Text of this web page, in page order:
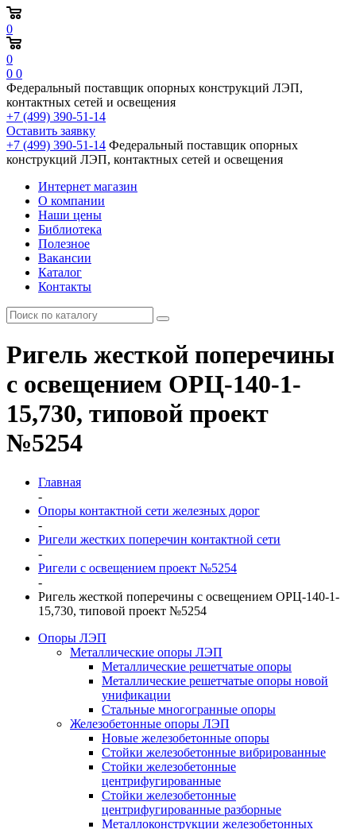
0
0
0 0
Федеральный поставщик опорных конструкций ЛЭП,
контактных сетей и освещения
+7 (499) 390-51-14
Оставить заявку
+7 (499) 390-51-14 Федеральный поставщик опорных
конструкций ЛЭП, контактных сетей и освещения
Интернет магазин
О компании
Наши цены
Библиотека
Полезное
Вакансии
Каталог
Контакты
Ригель жесткой поперечины
с освещением ОРЦ-140-1-
15,730, типовой проект
№5254
Главная
-
Опоры контактной сети железных дорог
-
Ригели жестких поперечин контактной сети
-
Ригели с освещением проект №5254
-
Ригель жесткой поперечины с освещением ОРЦ-140-1-
15,730, типовой проект №5254
Опоры ЛЭП
Металлические опоры ЛЭП
Металлические решетчатые опоры
Металлические решетчатые опоры новой
унификации
Стальные многогранные опоры
Железобетонные опоры ЛЭП
Новые железобетонные опоры
Стойки железобетонные вибрированные
Стойки железобетонные
центрифугированные
Стойки железобетонные
центрифугированные разборные
Металлоконструкции железобетонных